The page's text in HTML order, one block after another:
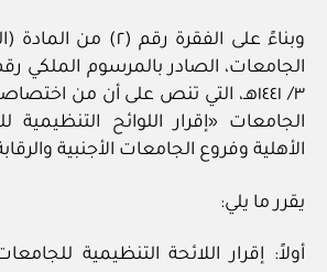
وبناءً على الفقرة رقم
٣/ ١٤٤١هـ، التي تنص على أن من
الجامعات «إقرار اللوائح التنظيمية
الأهلية وفروع الجامعات الأجنبية
يقرر ما يلي:
أولاً: إقرار اللائحة التنظيمية